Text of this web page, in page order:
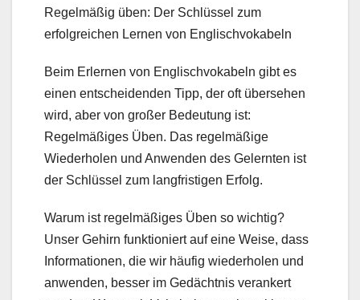
Regelmäßig üben: Der Schlüssel zum
erfolgreichen Lernen von Englischvokabeln
Beim Erlernen von Englischvokabeln gibt es
einen entscheidenden Tipp, der oft übersehen
wird, aber von großer Bedeutung ist:
Regelmäßiges Üben. Das regelmäßige
Wiederholen und Anwenden des Gelernten ist
der Schlüssel zum langfristigen Erfolg.
Warum ist regelmäßiges Üben so wichtig?
Unser Gehirn funktioniert auf eine Weise, dass
Informationen, die wir häufig wiederholen und
anwenden, besser im Gedächtnis verankert